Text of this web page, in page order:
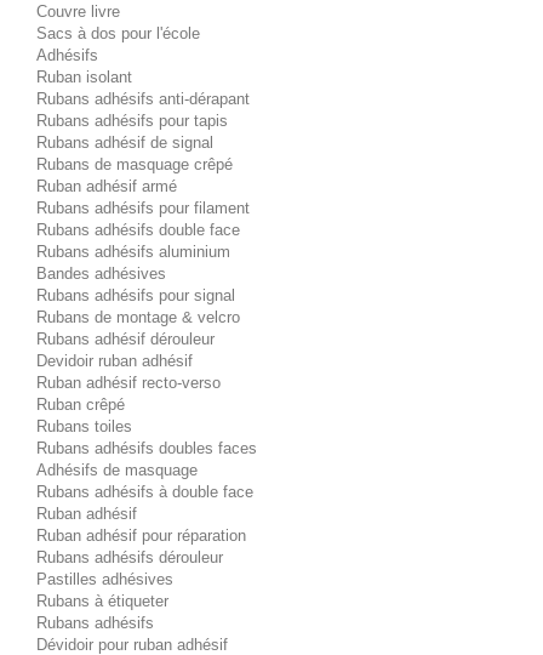
Couvre livre
Sacs à dos pour l'école
Adhésifs
Ruban isolant
Rubans adhésifs anti-dérapant
Rubans adhésifs pour tapis
Rubans adhésif de signal
Rubans de masquage crêpé
Ruban adhésif armé
Rubans adhésifs pour filament
Rubans adhésifs double face
Rubans adhésifs aluminium
Bandes adhésives
Rubans adhésifs pour signal
Rubans de montage & velcro
Rubans adhésif dérouleur
Devidoir ruban adhésif
Ruban adhésif recto-verso
Ruban crêpé
Rubans toiles
Rubans adhésifs doubles faces
Adhésifs de masquage
Rubans adhésifs à double face
Ruban adhésif
Ruban adhésif pour réparation
Rubans adhésifs dérouleur
Pastilles adhésives
Rubans à étiqueter
Rubans adhésifs
Dévidoir pour ruban adhésif